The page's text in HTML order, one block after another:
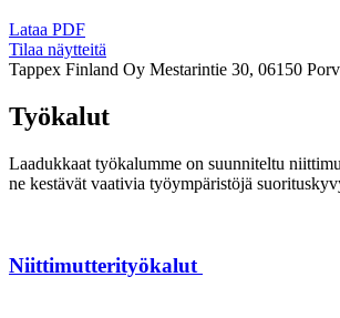
Lataa PDF
Tilaa näytteitä
Tappex Finland Oy Mestarintie 30, 06150
Työkalut
Laadukkaat työkalumme on suunniteltu
ne kestävät vaativia työympäristöjä
Niittimutterityökalut